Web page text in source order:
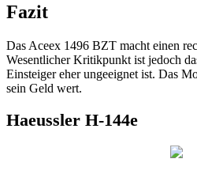
Fazit
Das Aceex 1496 BZT macht einen
Wesentlicher Kritikpunkt ist jedoch
Einsteiger eher ungeeignet ist. Das
sein Geld wert.
Haeussler H-144e